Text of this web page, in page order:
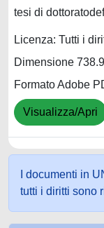
tesi di
Licenza: Tutti i
Dimensione
Formato Adobe
Visualizza/Apri
I documenti in
tutti i diritti sono